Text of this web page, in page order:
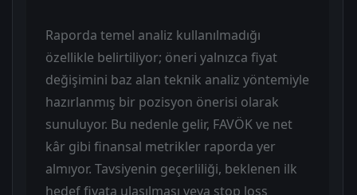
Raporda temel analiz kullanılmadığı
özellikle belirtiliyor; öneri yalnızca fiyat
değişimini baz alan teknik analiz yöntemiyle
hazırlanmış bir pozisyon önerisi olarak
sunuluyor. Bu nedenle gelir, FAVÖK ve net
kâr gibi finansal metrikler raporda yer
almıyor. Tavsiyenin geçerliliği, beklenen ilk
hedef fiyata ulaşılması veya stop loss